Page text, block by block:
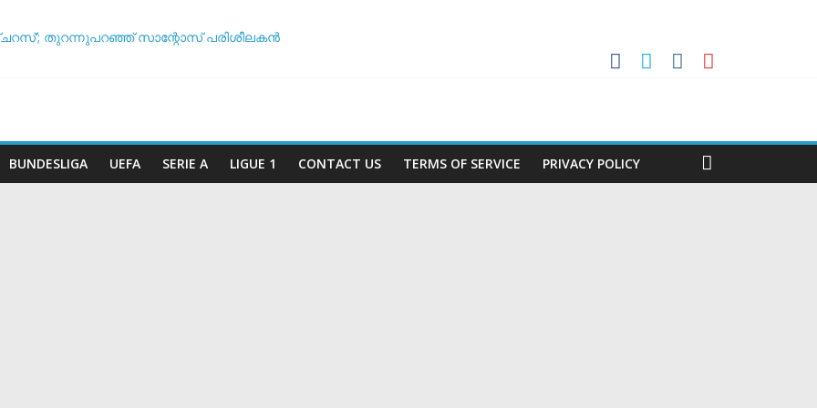
തുറന്നുപറഞ്ഞ് സാന്റോസ് പരിശീലകൻ
ഞങ്ങൾ ഇങ്ങനെ തന്നെ കളിക്കും’: തോൽവിയിലും തനത് ശൈലി ഉയർത്തിപ്പിടിച്ച് അർജന്റീന കോച്ചിംഗ് സ്റ്റാഫ്
BUNDESLIGA UEFA SERIE A LIGUE 1 CONTACT US TERMS OF SERVICE PRIVACY POLICY